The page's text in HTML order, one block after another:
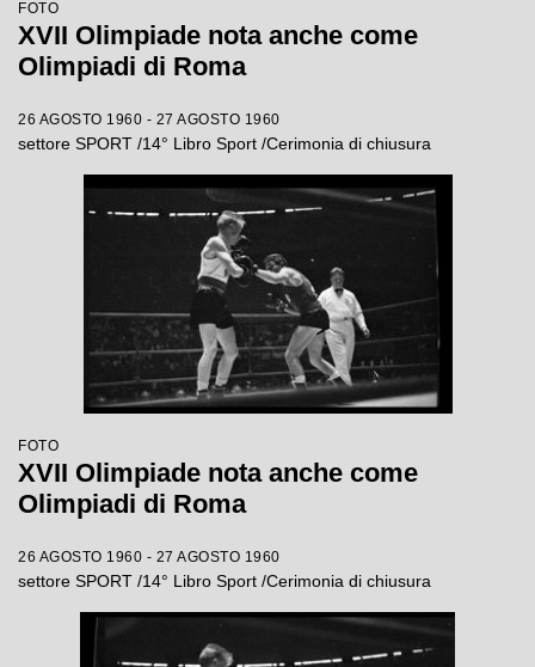
FOTO
XVII Olimpiade nota anche come
Olimpiadi di Roma
26 AGOSTO 1960 - 27 AGOSTO 1960
settore SPORT /14° Libro Sport /Cerimonia di chiusura
FOTO
XVII Olimpiade nota anche come
Olimpiadi di Roma
26 AGOSTO 1960 - 27 AGOSTO 1960
settore SPORT /14° Libro Sport /Cerimonia di chiusura